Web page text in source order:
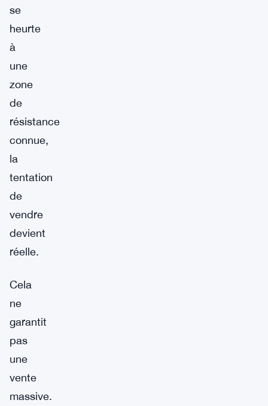
se
heurte
à
une
zone
de
résistance
connue,
la
tentation
de
vendre
devient
réelle.
Cela
ne
garantit
pas
une
vente
massive.